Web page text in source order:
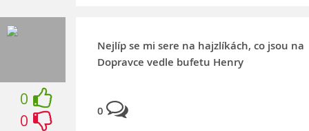
0
0
Nejlíp se mi sere na hajzlíkách, co jsou na
Dopravce vedle bufetu Henry
0